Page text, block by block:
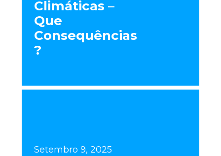
Climáticas –
Que
Consequências
?
Setembro 9, 2025